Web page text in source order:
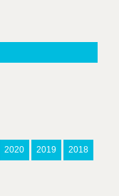
2020 2019 2018